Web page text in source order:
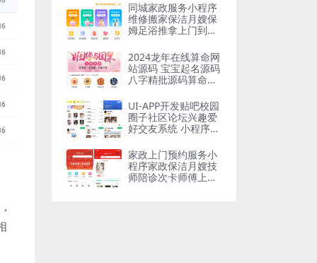
同城家政服务小程序
维修搬家保洁月嫂保
姆足浴推拿上门到家
版本）
2024龙年在线算命网
站源码 宝宝起名源码
八字精批源码算命源
UI-APP开发贴吧校园
圈子社区论坛兴趣爱
好交友系统 小程序、
家政上门预约服务小
程序家政保洁月嫂技
师陪诊次卡师傅上门